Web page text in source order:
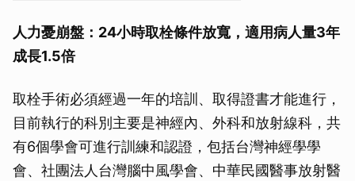
人力憂崩盤：24小時取栓條件放寬，適用病人量3年
成長1.5倍
取栓手術必須經過一年的培訓、取得證書才能進行，
目前執行的科別主要是神經內、外科和放射線科，共
有6個學會可進行訓練和認證，包括台灣神經學學
會、社團法人台灣腦中風學會、中華民國醫事放射醫